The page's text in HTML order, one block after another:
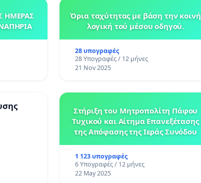
ΗΜΕΡΑΣ
Όρια ταχύτητας με βάση την κοινή
λογική τού μέσου οδηγού.
28 υπογραφές
28 Υπογραφές / 12 μήνες
21 Nov 2025
Στήριξη του Μητροπολίτη Πάφου
Τυχικού και Αίτημα Επανεξέτασης
της Απόφασης της Ιεράς Συνόδου
1 123 υπογραφές
6 Υπογραφές / 12 μήνες
22 May 2025